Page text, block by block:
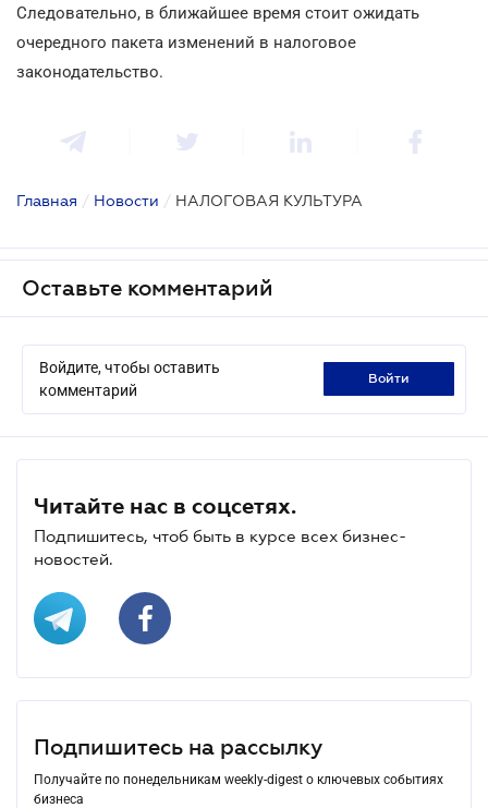
Следовательно, в ближайшее время стоит ожидать
очередного пакета изменений в налоговое
законодательство.
Главная / Новости / НАЛОГОВАЯ КУЛЬТУРА
Оставьте комментарий
Войдите, чтобы оставить
комментарий
войти
Читайте нас в соцсетях.
Подпишитесь, чтоб быть в курсе всех бизнес-
новостей.
Подпишитесь на рассылку
Получайте по понедельникам weekly-digest о ключевых событиях
бизнеса